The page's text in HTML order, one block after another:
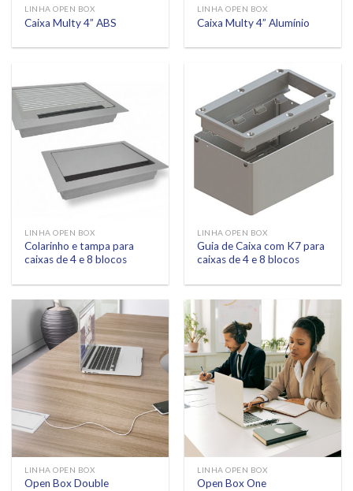
LINHA OPEN BOX
Caixa Multy 4” ABS
LINHA OPEN BOX
Caixa Multy 4” Alumínio
LINHA OPEN BOX
Colarinho e tampa para
caixas de 4 e 8 blocos
LINHA OPEN BOX
Guia de Caixa com K7 para
caixas de 4 e 8 blocos
LINHA OPEN BOX
Open Box Double
LINHA OPEN BOX
Open Box One